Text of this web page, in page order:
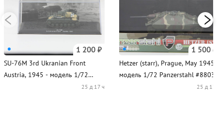
1 200 ₽
SU-76M 3rd Ukranian Front
Austria, 1945 - модель 1/72
25 д 17 ч
1 500 ₽
Hetzer (starr), Prague, May 1945
модель 1/72 Panzerstahl
25 д 17